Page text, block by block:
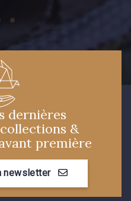
dernières
&
première
newsletter